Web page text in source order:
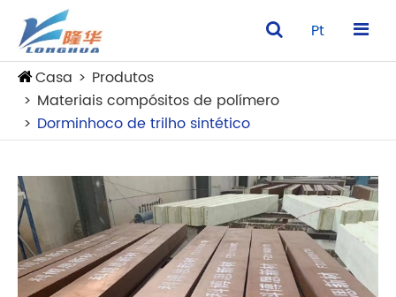
Pt
Casa
Produtos
Materiais compósitos de polímero
Dorminhoco de trilho sintético